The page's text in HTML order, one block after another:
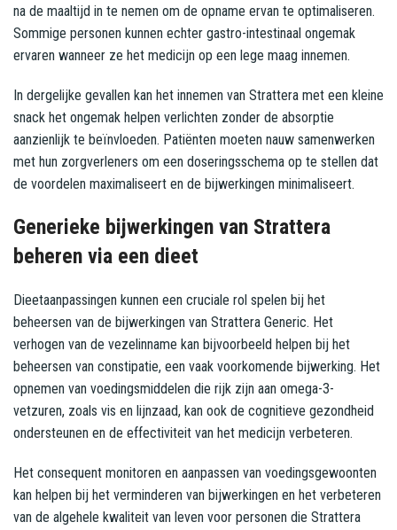
na de maaltijd in te nemen om de opname ervan te optimaliseren.
Sommige personen kunnen echter gastro-intestinaal ongemak
ervaren wanneer ze het medicijn op een lege maag innemen.
In dergelijke gevallen kan het innemen van Strattera met een kleine
snack het ongemak helpen verlichten zonder de absorptie
aanzienlijk te beïnvloeden. Patiënten moeten nauw samenwerken
met hun zorgverleners om een ​​doseringsschema op te stellen dat
de voordelen maximaliseert en de bijwerkingen minimaliseert.
Generieke bijwerkingen van Strattera
beheren via een dieet
Dieetaanpassingen kunnen een cruciale rol spelen bij het
beheersen van de bijwerkingen van Strattera Generic. Het
verhogen van de vezelinname kan bijvoorbeeld helpen bij het
beheersen van constipatie, een vaak voorkomende bijwerking. Het
opnemen van voedingsmiddelen die rijk zijn aan omega-3-
vetzuren, zoals vis en lijnzaad, kan ook de cognitieve gezondheid
ondersteunen en de effectiviteit van het medicijn verbeteren.
Het consequent monitoren en aanpassen van voedingsgewoonten
kan helpen bij het verminderen van bijwerkingen en het verbeteren
van de algehele kwaliteit van leven voor personen die Strattera